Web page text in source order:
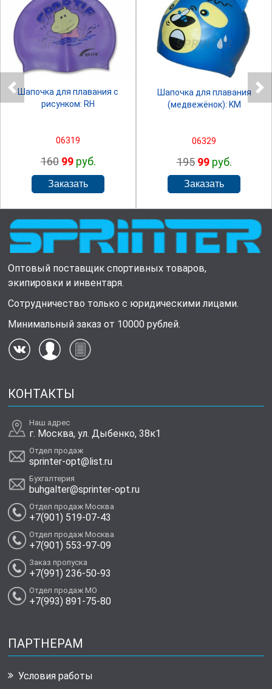
SPRINTER
Шапочка для плавания с
рисунком: RH
06319
160 99руб.
SPRINTER
Шапочка для плавания
(медвежёнок): KM
06329
195 99руб.
Оптовый поставщик спортивных товаров,
экипировки и инвентаря.
Сотрудничество только с юридическими лицами.
Минимальный заказ от 10000 рублей.
КОНТАКТЫ
Наш адрес
г. Москва, ул. Дыбенко, 38к1
Отдел продаж
sprinter-opt@list.ru
Бухгалтерия
buhgalter@sprinter-opt.ru
Отдел продаж Москва
+7(901) 519-07-43
Отдел продаж Москва
+7(901) 553-97-09
Заказ пропуска
+7(991) 236-50-93
Отдел продаж МО
+7(993) 891-75-80
ПАРТНЕРАМ
Условия работы